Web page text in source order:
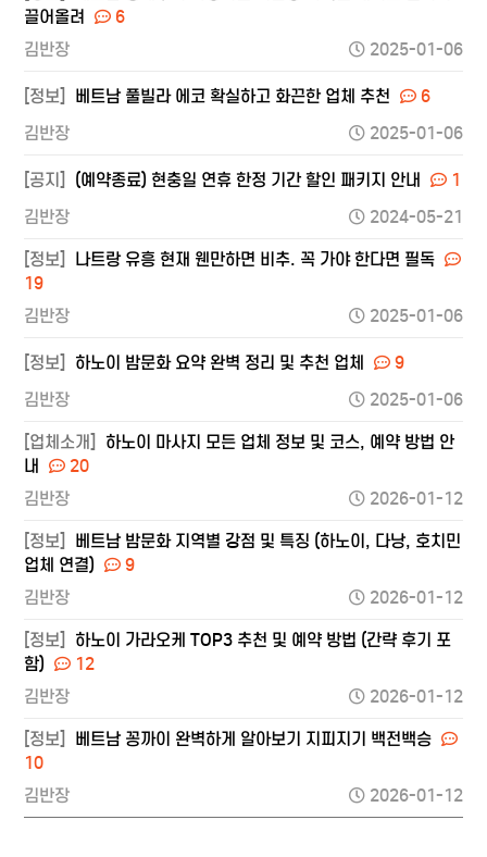
끌어올려
6
김반장
2025-01-06
[정보] 베트남 풀빌라 에코 확실하고 화끈한 업체 추천
6
김반장
2025-01-06
[공지] (예약종료) 현충일 연휴 한정 기간 할인 패키지 안내
1
김반장
2024-05-21
[정보]
나트랑 유흥 현재 웬만하면 비추. 꼭 가야 한다면 필독
19
김반장
2025-01-06
[정보] 하노이 밤문화 요약 완벽 정리 및 추천 업체
9
김반장
2025-01-06
[업체소개]
하노이 마사지 모든 업체 정보 및 코스, 예약 방법 안
내
20
김반장
2026-01-12
[정보]
베트남 밤문화 지역별 강점 및 특징 (하노이, 다낭, 호치민
업체 연결)
9
김반장
2026-01-12
[정보]
하노이 가라오케 TOP3 추천 및 예약 방법 (간략 후기 포
함)
12
김반장
2026-01-12
[정보]
베트남 꽁까이 완벽하게 알아보기 지피지기 백전백승
10
김반장
2026-01-12